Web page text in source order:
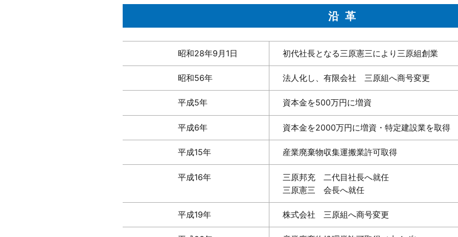
沿革
昭和28年9月1日 初代社長となる三原憲三により三原組創業
昭和56年 法人化し、有限会社 三原組へ商号変更
平成5年 資本金を500万円に増資
平成6年 資本金を2000万円に増資・特定建設業を取得
平成15年 産業廃棄物収集運搬業許可取得
平成16年
三原邦充 二代目社長へ就任
三原憲三 会長へ就任
平成19年 株式会社 三原組へ商号変更